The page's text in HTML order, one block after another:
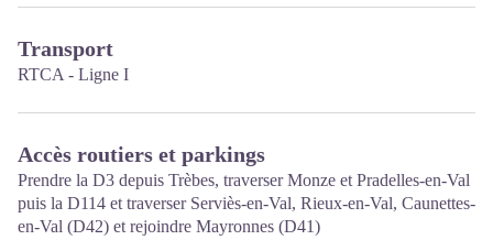
Transport
RTCA - Ligne I
Accès routiers et parkings
Prendre la D3 depuis Trèbes, traverser Monze et Pradelles-en-Val
puis la D114 et traverser Serviès-en-Val, Rieux-en-Val, Caunettes-
en-Val (D42) et rejoindre Mayronnes (D41)